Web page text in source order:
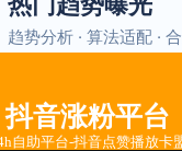
抖音涨粉平台
自助平台-抖音点赞播放卡